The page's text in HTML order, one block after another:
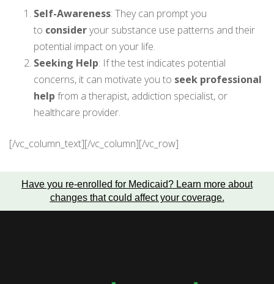
Self-Awareness: They can prompt you
to consideryour substance use patterns and their
potential impact on your life.
Seeking Help: If the test indicates potential
concerns, it can motivate you to seek professional
help from a therapist, addiction specialist, or
healthcare provider.
[/vc_column_text][/vc_column][/vc_row]
Have you re-enrolled for Medicaid? Learn more about
changes that could affect your coverage.